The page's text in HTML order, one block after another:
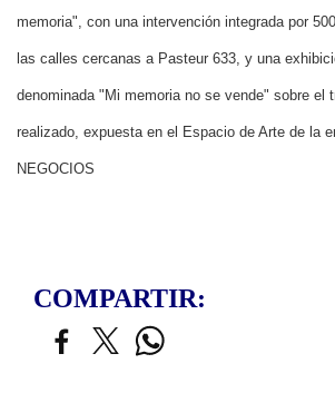
memoria", con una intervención integrada por
las calles cercanas a Pasteur 633, y una
denominada "Mi memoria no se vende" sobre el
realizado, expuesta en el Espacio de Arte de la
NEGOCIOS
COMPARTIR: